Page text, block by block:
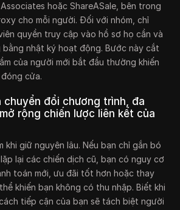
hoặc ShareASale, bên trong
cho mỗi người. Đối với nhóm, chỉ
quyền truy cập vào hồ sơ họ cần và
nhật ký hoạt động. Bước này cắt
của người mới bắt đầu thường khiến
cửa.
chuyển đổi chương trình, đa
rộng chiến lược liên kết của
khi giữ nguyên lâu. Nếu bạn chỉ gắn bó
lại các chiến dịch cũ, bạn có nguy cơ
toán mới, ưu đãi tốt hơn hoặc thay
khiến bạn không có thu nhập. Biết khi
tiếp cận của bạn sẽ tách biệt người